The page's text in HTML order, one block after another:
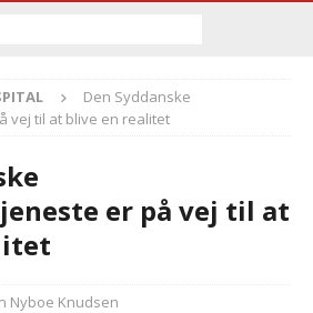
Den Syddanske
vej til at blive en realitet
er på vej til at
Nyboe Knudsen